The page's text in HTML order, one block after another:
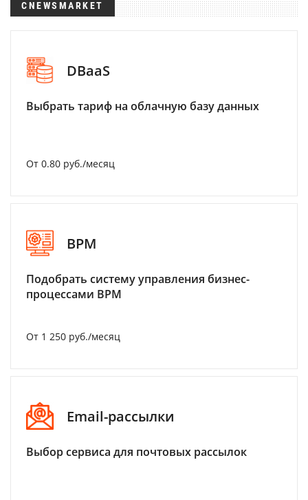
CNEWSMARKET
DBaaS
Выбрать тариф на облачную базу данных
От 0.80 руб./месяц
BPM
Подобрать систему управления бизнес-
процессами BPM
От 1 250 руб./месяц
Email-рассылки
Выбор сервиса для почтовых рассылок